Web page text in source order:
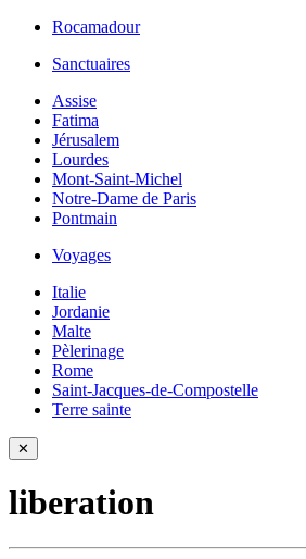
Rocamadour
Sanctuaires
Assise
Fatima
Jérusalem
Lourdes
Mont-Saint-Michel
Notre-Dame de Paris
Pontmain
Voyages
Italie
Jordanie
Malte
Pèlerinage
Rome
Saint-Jacques-de-Compostelle
Terre sainte
✕
liberation